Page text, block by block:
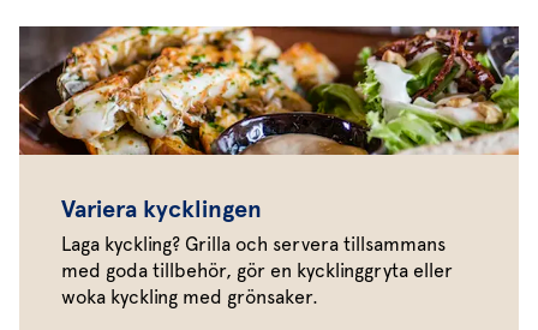
Variera kycklingen
Laga kyckling? Grilla och servera tillsammans
med goda tillbehör, gör en kycklinggryta eller
woka kyckling med grönsaker.